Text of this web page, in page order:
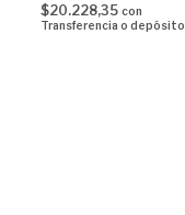
$20.228,35 con
Transferencia o depósito